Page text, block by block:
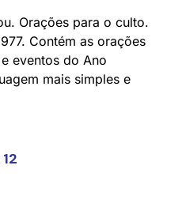
Orações para o culto.
Contém as orações
eventos do Ano
mais simples e